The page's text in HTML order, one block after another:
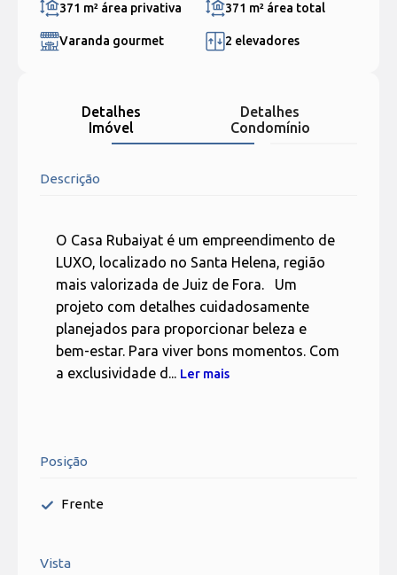
371 m² área privativa 371 m² área total
Varanda gourmet 2 elevadores
Detalhes
Imóvel
Detalhes
Condomínio
Descrição
O Casa Rubaiyat é um empreendimento de
LUXO, localizado no Santa Helena, região
mais valorizada de Juiz de Fora. Um
projeto com detalhes cuidadosamente
planejados para proporcionar beleza e
bem-estar. Para viver bons momentos. Com
a exclusividade d... Ler mais
Posição
Frente
Vista